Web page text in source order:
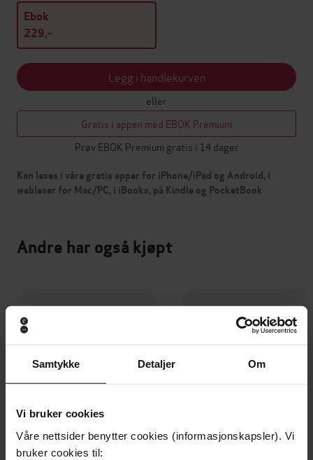
Samtykke Detaljer Om
Vi bruker cookies
Våre nettsider benytter cookies (informasjonskapsler). Vi
bruker cookies til:
Ebok
229,-
Legg i handlekurven
eller
Gratis i appen med EBOK Premium
Prøv EBOK Premium gratis i 14 dager
Kan leses i våre gratis apper for iPhone/iPad og Android, i
webleser for Mac/PC, i iBooks, på Kindle og PocketBook
Andre har også kjøpt